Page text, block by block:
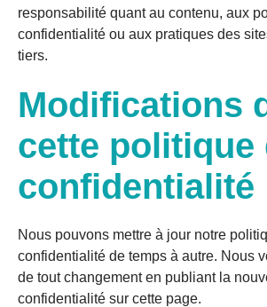
responsabilité quant au contenu, aux
confidentialité ou aux pratiques des
tiers.
Modifications
cette politique
confidentialité
Nous pouvons mettre à jour notre
confidentialité de temps à autre. Nous
de tout changement en publiant la
confidentialité sur cette page.